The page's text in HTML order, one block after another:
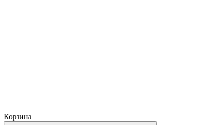
Корзина